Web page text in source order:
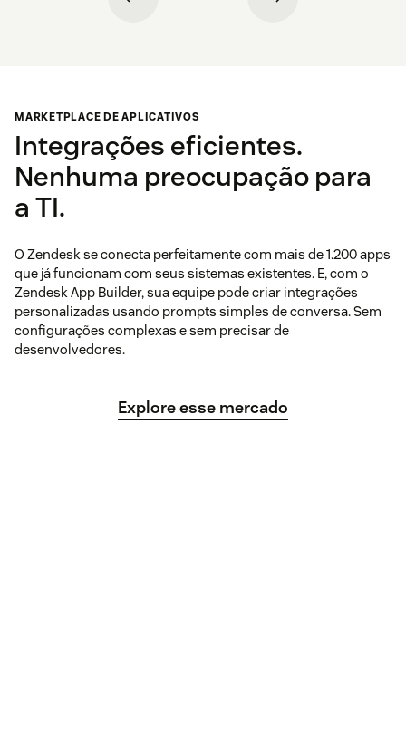
MARKETPLACE DE APLICATIVOS
Integrações eficientes.
Nenhuma preocupação para
a TI.
O Zendesk se conecta perfeitamente com mais de 1.200 apps
que já funcionam com seus sistemas existentes. E, com o
Zendesk App Builder, sua equipe pode criar integrações
personalizadas usando prompts simples de conversa. Sem
configurações complexas e sem precisar de
desenvolvedores.
Explore esse mercado